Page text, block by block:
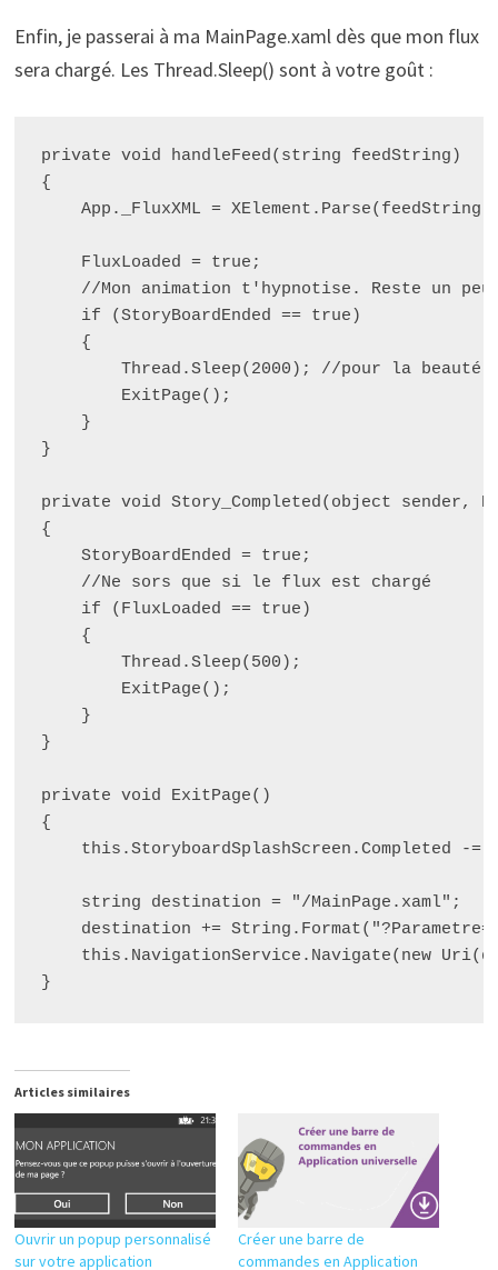
Enfin, je passerai à ma MainPage.xaml dès que mon flux
sera chargé. Les Thread.Sleep() sont à votre goût :
private void handleFeed(string feedString)
{
App._FluxXML =
    FluxLoaded = true;
//Mon animation t'hypnotise. Reste un
    if (StoryBoardEnded == true)
    {
Thread.Sleep(2000); //pour la beauté
        ExitPage();
    }
}
private void Story_Completed(object sender,
{
    StoryBoardEnded = true;
    //Ne sors que si le flux est chargé
    if (FluxLoaded == true)
    {
        Thread.Sleep(500);
        ExitPage();
    }
}
private void ExitPage()
{
this.StoryboardSplashScreen.Completed -=
    string destination = "/MainPage.xaml";
destination +=
this.NavigationService.Navigate(new
Articles similaires
Ouvrir un popup personnalisé
sur votre application
Créer une barre de
commandes en Application